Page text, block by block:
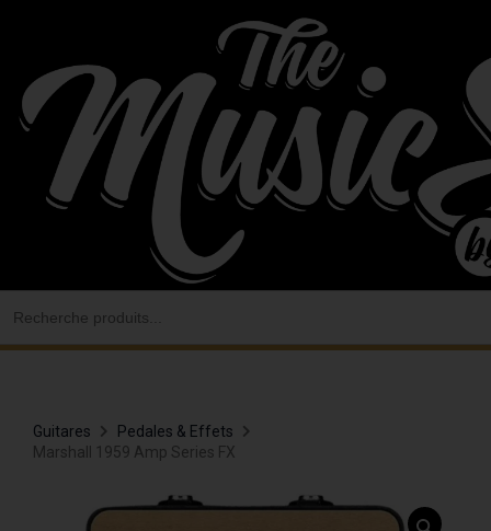
contenu
Guitares
Pedales & Effets
Marshall 1959 Amp Series FX